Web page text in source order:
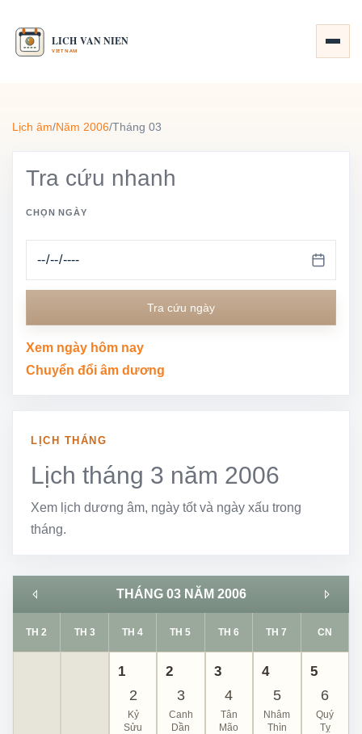
Lịch âm/Năm 2006/Tháng 03
Tra cứu nhanh
CHỌN NGÀY
Tra cứu ngày
Xem ngày hôm nay
Chuyển đổi âm dương
LỊCH THÁNG
Lịch tháng 3 năm 2006
Xem lịch dương âm, ngày tốt và ngày xấu trong
tháng.
THÁNG 03 NĂM 2006
TH 2 TH 3 TH 4 TH 5 TH 6 TH 7 CN
1
2
Kỷ
Sửu
2
3
Canh
Dần
3
4
Tân
Mão
4
5
Nhâm
Thìn
5
6
Quý
Tỵ